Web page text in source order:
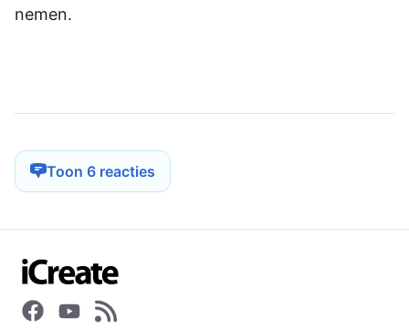
nemen.
Toon 6 reacties